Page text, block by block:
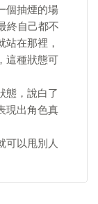
個抽煙的場
終自己都不
在那裡，
這種狀態可
態，說白了
現出角色真
可以甩別人